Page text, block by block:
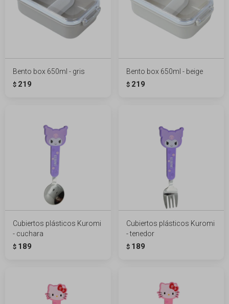
Bento box 650ml - gris
$ 219
Bento box 650ml - beige
$ 219
Cubiertos plásticos Kuromi
- cuchara
$ 189
Cubiertos plásticos Kuromi
- tenedor
$ 189